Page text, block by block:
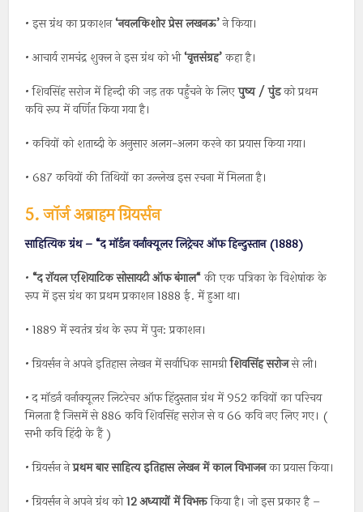
• इस ग्रंथ का प्रकाशन‘नवलकिशोरप्रेसलखनऊ’ने किया।
• आचार्य रामचंद्र शुक्ल ने इस ग्रंथ को भी‘वृत्तसंग्रह’कहा है।
• शिवसिंह सरोज में हिन्दी की जड़ तक पहुँचने के लिएपुष्य/पुंडको प्रथम
कवि रूप में वर्णित किया गया है।
• कवियों को शताब्दी के अनुसार अलग-अलग करने का प्रयास किया गया।
• 687 कवियों की तिथियों का उल्लेख इस रचना में मिलता है।
5. जॉर्ज अब्राहम ग्रियर्सन
साहित्यिक ग्रंथ – “द मॉर्डन वर्नाक्यूलर लिट्रेचर ऑफ हिन्दुस्तान (1888)
•“दरॉयलएशियाटिकसोसायटीऑफबंगाल“की एक पत्रिका के विशेषांक के
रूप में इस ग्रंथ का प्रथम प्रकाशन 1888 ई. में हुआ था।
• 1889 में स्वतंत्र ग्रंथ के रूप में पुन: प्रकाशन।
• ग्रियर्सन ने अपने इतिहास लेखन में सर्वाधिक सामग्रीशिवसिंहसरोजसे ली।
• द मॉडर्न वर्नाक्यूलर लिटरेचर ऑफ हिंदुस्तान ग्रंथ में 952 कवियों का परिचय
मिलता है जिसमें से 886 कवि शिवसिंह सरोज से व 66 कवि नए लिए गए। (
सभी कवि हिंदी के हैं )
• ग्रियर्सन नेप्रथम बार साहित्य इतिहास लेखन में काल विभाजनका प्रयास किया।
• ग्रियर्सन ने अपने ग्रंथ को12 अध्यायों में विभक्तकिया है। जो इस प्रकार है –